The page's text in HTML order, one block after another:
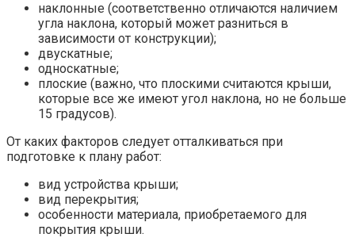
наклонные (соответственно отличаются наличием
угла наклона, который может разниться в
зависимости от конструкции);
двускатные;
односкатные;
плоские (важно, что плоскими считаются крыши,
которые все же имеют угол наклона, но не больше
15 градусов).
От каких факторов следует отталкиваться при
подготовке к плану работ:
вид устройства крыши;
вид перекрытия;
особенности материала, приобретаемого для
покрытия крыши.